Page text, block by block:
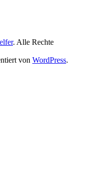
. Alle Rechte
von WordPress.